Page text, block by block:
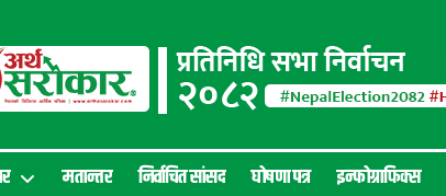
मतान्तर निर्वाचित सांसद घोषणा पत्र इन्फोग्राफिक्स